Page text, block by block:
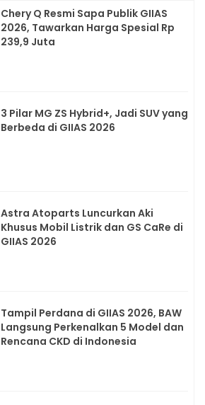
Chery Q Resmi Sapa Publik GIIAS
2026, Tawarkan Harga Spesial Rp
239,9 Juta
3 Pilar MG ZS Hybrid+, Jadi SUV yang
Berbeda di GIIAS 2026
Astra Atoparts Luncurkan Aki
Khusus Mobil Listrik dan GS CaRe di
GIIAS 2026
Tampil Perdana di GIIAS 2026, BAW
Langsung Perkenalkan 5 Model dan
Rencana CKD di Indonesia